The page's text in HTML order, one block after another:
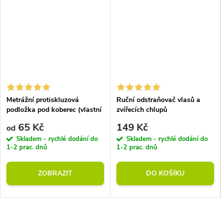
Metrážní protiskluzová
podložka pod koberec (vlastní
od 65 Kč
Skladem - rychlé dodání do
1-2 prac. dnů
ZOBRAZIT
Ruční odstraňovač vlasů a
zvířecích chlupů
149 Kč
Skladem - rychlé dodání do
1-2 prac. dnů
DO KOŠÍKU